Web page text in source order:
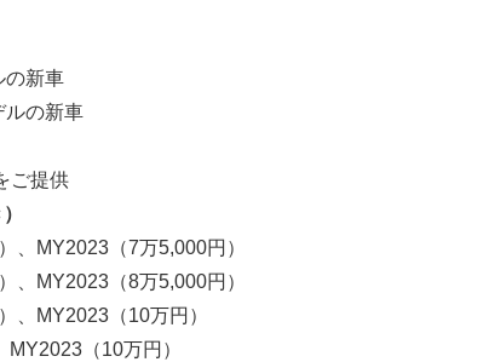
の新車
ルの新車
ご提供
、MY2023（7万5,000円）
、MY2023（8万5,000円）
、MY2023（10万円）
（10万円）